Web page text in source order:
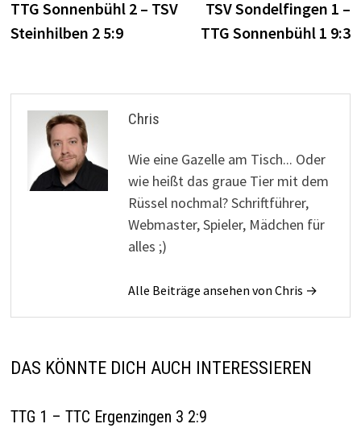
Navigation
Beitrag:
TTG Sonnenbühl 2 – TSV
Steinhilben 2 5:9
TSV Sondelfingen 1 –
TTG Sonnenbühl 1 9:3
Chris
Wie eine Gazelle am Tisch... Oder
wie heißt das graue Tier mit dem
Rüssel nochmal? Schriftführer,
Webmaster, Spieler, Mädchen für
alles ;)
Alle Beiträge ansehen von Chris →
DAS KÖNNTE DICH AUCH INTERESSIEREN
TTG 1 – TTC Ergenzingen 3 2:9